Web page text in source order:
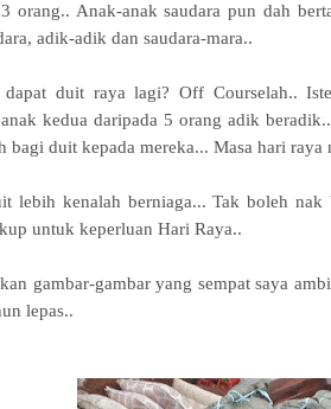
orang.. Anak-anak saudara pun dah
adik-adik dan saudara-mara..
duit raya lagi? Off Courselah..
kedua daripada 5 orang adik
bagi duit kepada mereka... Masa hari
lebih kenalah berniaga... Tak boleh nak
untuk keperluan Hari Raya..
gambar-gambar yang sempat saya
lepas..